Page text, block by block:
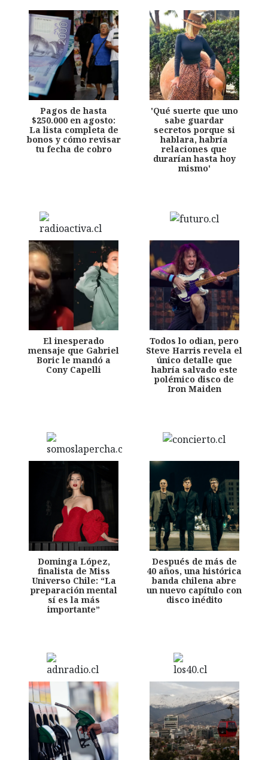
Pagos de hasta
$250.000 en agosto:
La lista completa de
bonos y cómo revisar
tu fecha de cobro
'Qué suerte que uno
sabe guardar
secretos porque si
hablara, habría
relaciones que
durarían hasta hoy
mismo'
El inesperado
mensaje que Gabriel
Boric le mandó a
Cony Capelli
Todos lo odian, pero
Steve Harris revela el
único detalle que
habría salvado este
polémico disco de
Iron Maiden
Dominga López,
finalista de Miss
Universo Chile: “La
preparación mental
sí es la más
importante”
Después de más de
40 años, una histórica
banda chilena abre
un nuevo capítulo con
disco inédito